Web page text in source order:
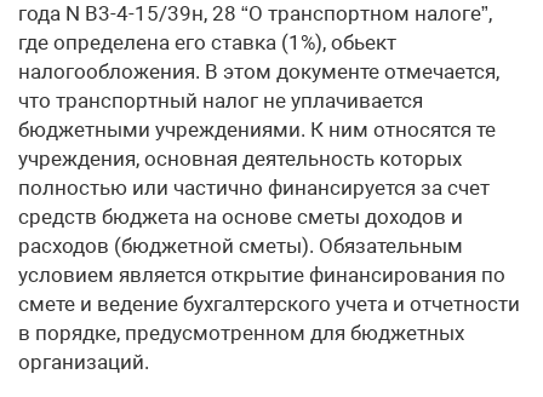
года N В3-4-15/39н, 28 “О транспортном налоге”,
где определена его ставка (1%), обьект
налогообложения. В этом документе отмечается,
что транспортный налог не уплачивается
бюджетными учреждениями. К ним относятся те
учреждения, основная деятельность которых
полностью или частично финансируется за счет
средств бюджета на основе сметы доходов и
расходов (бюджетной сметы). Обязательным
условием является открытие финансирования по
смете и ведение бухгалтерского учета и отчетности
в порядке, предусмотренном для бюджетных
организаций.